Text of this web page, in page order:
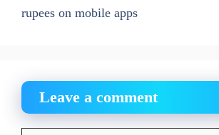
rupees on mobile apps
Leave a comment